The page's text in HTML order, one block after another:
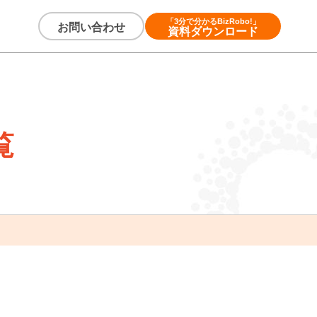
お問い合わせ 「3分で分かるBizRobo!」
資料ダウンロード